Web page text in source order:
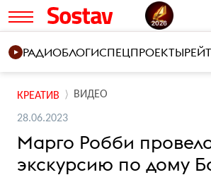
РАДИОБЛОГИСПЕЦПРОЕКТЫ
КРЕАТИВ ВИДЕО
28.06.2023
Марго Робби
экскурсию по дому